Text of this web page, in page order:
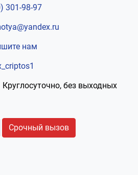
301-98-97
нам
Круглосуточно, без выходных
Срочный вызов